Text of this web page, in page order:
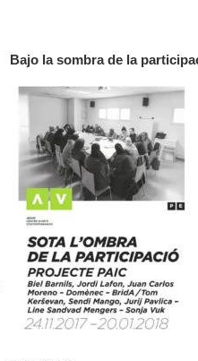
Bajo la sombra de la